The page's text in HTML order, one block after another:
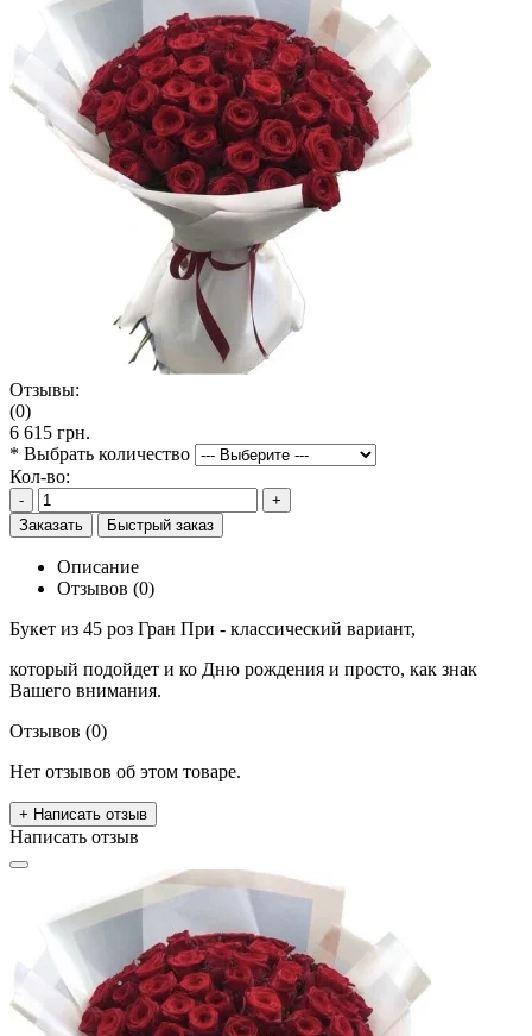
Отзывы:
(0)
6 615 грн.
* Выбрать количество
Кол-во:
-
+
Заказать
Быстрый заказ
Описание
Отзывов (0)
Букет из 45 роз Гран При - классический вариант,
который подойдет и ко Дню рождения и просто, как знак
Вашего внимания.
Отзывов (0)
Нет отзывов об этом товаре.
+ Написать отзыв
Написать отзыв